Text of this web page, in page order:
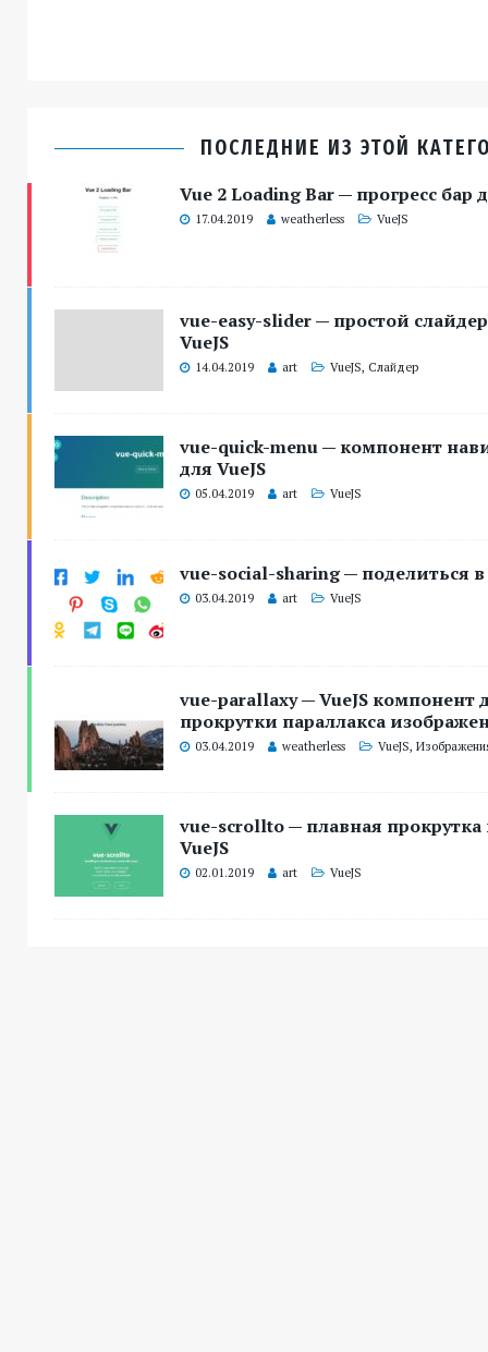
ПОСЛЕДНИЕ ИЗ ЭТОЙ
Vue 2 Loading Bar — прогресс бар
17.04.2019 weatherless VueJS
vue-easy-slider — простой
VueJS
14.04.2019 art VueJS, Слайдер
vue-quick-menu — компонент
для VueJS
05.04.2019 art VueJS
vue-social-sharing — поделиться в
03.04.2019 art VueJS
vue-parallaxy — VueJS компонент
прокрутки параллакса
03.04.2019 weatherless VueJS,
vue-scrollto — плавная
VueJS
02.01.2019 art VueJS